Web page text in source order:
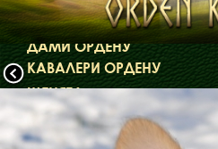
НАШІ КОРГІ
ДАМИ ОРДЕНУ
КАВАЛЕРИ ОРДЕНУ
ЩЕНЯТА
ДИТЯЧА КІМНАТА
БІБЛІОТЕКА